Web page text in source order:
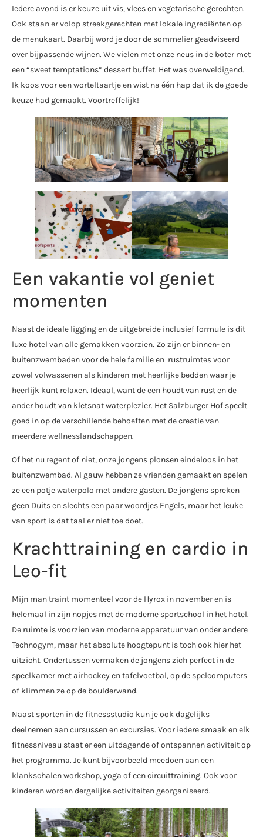
Iedere avond is er keuze uit vis, vlees en vegetarische gerechten.
Ook staan er volop streekgerechten met lokale ingrediënten op
de menukaart. Daarbij word je door de sommelier geadviseerd
over bijpassende wijnen. We vielen met onze neus in de boter met
een “sweet temptations” dessert buffet. Het was overweldigend.
Ik koos voor een worteltaartje en wist na één hap dat ik de goede
keuze had gemaakt. Voortreffelijk!
Een vakantie vol geniet
momenten
Naast de ideale ligging en de uitgebreide inclusief formule is dit
luxe hotel van alle gemakken voorzien. Zo zijn er binnen- en
buitenzwembaden voor de hele familie en rustruimtes voor
zowel volwassenen als kinderen met heerlijke bedden waar je
heerlijk kunt relaxen. Ideaal, want de een houdt van rust en de
ander houdt van kletsnat waterplezier. Het Salzburger Hof speelt
goed in op de verschillende behoeften met de creatie van
meerdere wellnesslandschappen.
Of het nu regent of niet, onze jongens plonsen eindeloos in het
buitenzwembad. Al gauw hebben ze vrienden gemaakt en spelen
ze een potje waterpolo met andere gasten. De jongens spreken
geen Duits en slechts een paar woordjes Engels, maar het leuke
van sport is dat taal er niet toe doet.
Krachttraining en cardio in
Leo-fit
Mijn man traint momenteel voor de Hyrox in november en is
helemaal in zijn nopjes met de moderne sportschool in het hotel.
De ruimte is voorzien van moderne apparatuur van onder andere
Technogym, maar het absolute hoogtepunt is toch ook hier het
uitzicht. Ondertussen vermaken de jongens zich perfect in de
speelkamer met airhockey en tafelvoetbal, op de spelcomputers
of klimmen ze op de boulderwand.
Naast sporten in de fitnessstudio kun je ook dagelijks
deelnemen aan cursussen en excursies. Voor iedere smaak en elk
fitnessniveau staat er een uitdagende of ontspannen activiteit op
het programma. Je kunt bijvoorbeeld meedoen aan een
klankschalen workshop, yoga of een circuittraining. Ook voor
kinderen worden dergelijke activiteiten georganiseerd.